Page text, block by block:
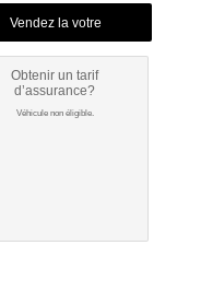
Obtenir un tarif
d’assurance?
Véhicule non éligible.